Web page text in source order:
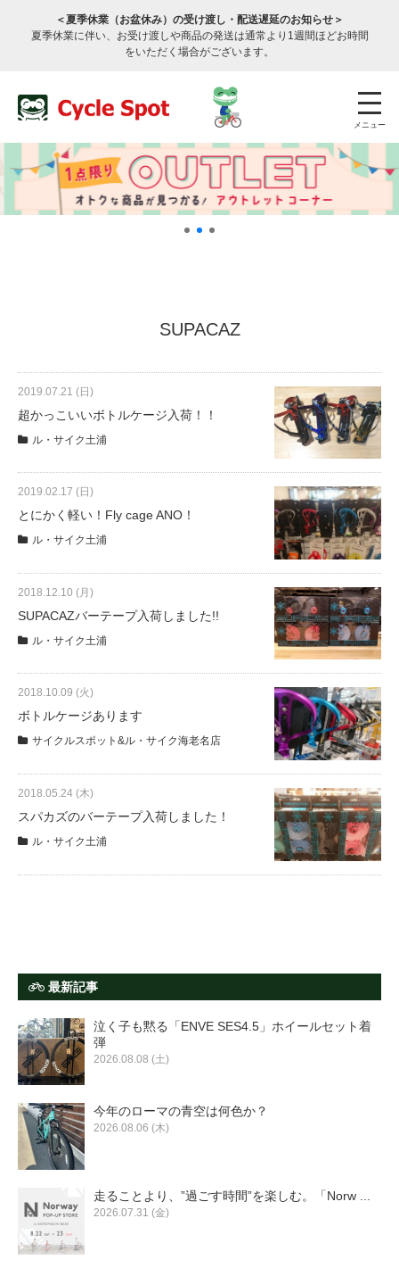
＜夏季休業（お盆休み）の受け渡し・配送遅延のお知らせ＞
夏季休業に伴い、お受け渡しや商品の発送は通常より1週間ほどお時間
をいただく場合がございます。
メニュー
盗難保証
オリジナル自転車
PB全車種カタログ
Norwayシリーズ
eVita
イベント
特集
求人情報
募集中の求人情報
法人様
SUPACAZ
2019.07.21 (日)
超かっこいいボトルケージ入荷！！
ル・サイク土浦
2019.02.17 (日)
とにかく軽い！Fly cage ANO！
ル・サイク土浦
2018.12.10 (月)
SUPACAZバーテープ入荷しました!!
ル・サイク土浦
2018.10.09 (火)
ボトルケージあります
サイクルスポット&ル・サイク海老名店
2018.05.24 (木)
スパカズのバーテープ入荷しました！
ル・サイク土浦
最新記事
泣く子も黙る「ENVE SES4.5」ホイールセット着
弾
2026.08.08 (土)
今年のローマの青空は何色か？
2026.08.06 (木)
走ることより、”過ごす時間”を楽しむ。「Norw ...
2026.07.31 (金)